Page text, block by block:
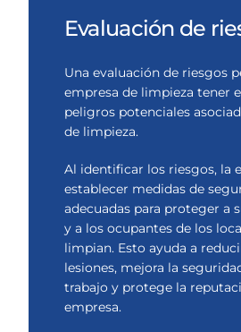
Evaluación de
Una evaluación de riesgos
empresa de limpieza tener
peligros potenciales
de limpieza.
Al identificar los riesgos, la
establecer medidas de
adecuadas para proteger a
y a los ocupantes de los
limpian. Esto ayuda a
lesiones, mejora la
trabajo y protege la
empresa.